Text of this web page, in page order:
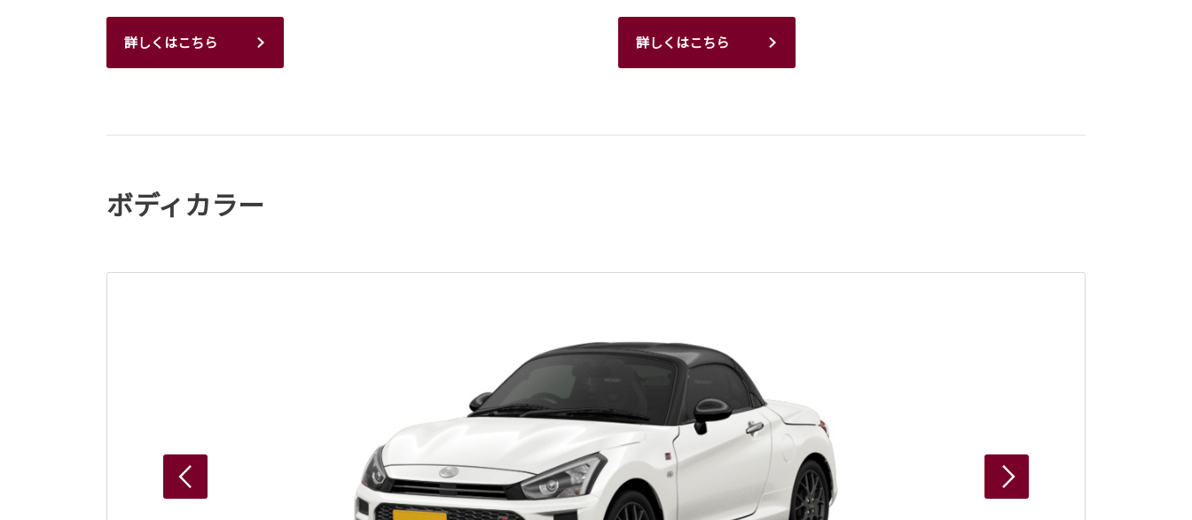
詳しくはこちら 詳しくはこちら
ボディカラー